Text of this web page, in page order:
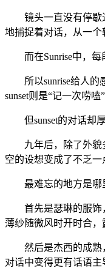
镜头一直没有停歇
地捕捉着对话，从一个
而在Sunrise中，每
所以sunrise给人的
sunset则是“记一次唠
但sunset的对话却厚
九年后，除了外貌
空的设想变成了不乏一
最难忘的地方是哪
首先是瑟琳的服饰
薄纱随微风时开时合
然后是杰西的成熟
对话中变得更有话语